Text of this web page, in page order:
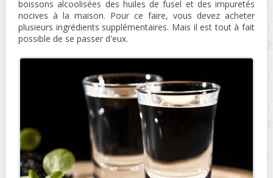
boissons alcoolisées des huiles de fusel et des impuretés
nocives à la maison. Pour ce faire, vous devez acheter
plusieurs ingrédients supplémentaires. Mais il est tout à fait
possible de se passer d'eux.